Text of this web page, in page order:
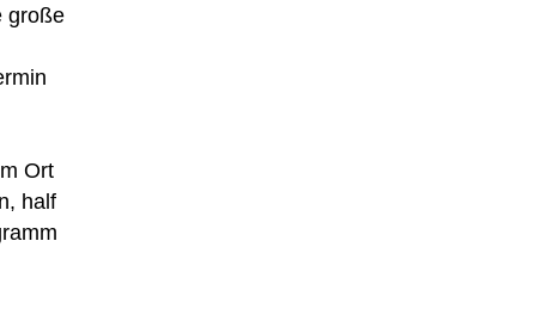
große
Ort
half